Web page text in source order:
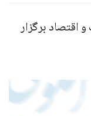
برگزار